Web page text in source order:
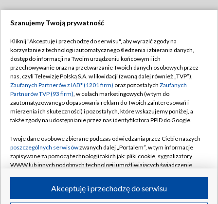
TVP
Abonament TVP
Emisja w TVP
Centrum informacji TVP
Naziemna Telewizja Cyfrowa
Rada Programowa
System NOS
Informacje o nadawcy
Program dla prasy
Regulamin TVP
Polityka prywatności
Moje zgody
Pomoc
Kontakt
Kanały
Szanujemy Twoją prywatność
Kliknij "Akceptuję i przechodzę do serwisu", aby wyrazić zgody na
korzystanie z technologii automatycznego śledzenia i zbierania danych,
dostęp do informacji na Twoim urządzeniu końcowym i ich
przechowywanie oraz na przetwarzanie Twoich danych osobowych przez
nas, czyli Telewizję Polską S.A. w likwidacji (zwaną dalej również „TVP”),
Zaufanych Partnerów z IAB* (1201 firm) oraz pozostałych Zaufanych
Partnerów TVP (93 firm), w celach marketingowych (w tym do
zautomatyzowanego dopasowania reklam do Twoich zainteresowań i
mierzenia ich skuteczności) i pozostałych, które wskazujemy poniżej, a
także zgody na udostępnianie przez nas identyfikatora PPID do Google.
Twoje dane osobowe zbierane podczas odwiedzania przez Ciebie naszych
poszczególnych serwisówzwanych dalej „Portalem”, w tym informacje
zapisywane za pomocą technologii takich jak: pliki cookie, sygnalizatory
WWW lub innych podobnych technologii umożliwiających świadczenie
ruchu w Internecie.Akceptuję i przechodzę do serwisu